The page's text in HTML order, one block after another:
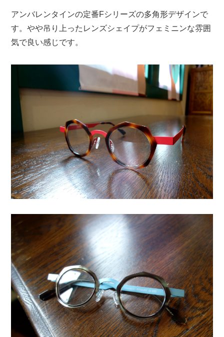
アンバレンタインの定番Fシリーズの多角形デザインで
す。やや吊り上ったレンズシェイプがフェミニンな雰囲
気で良い感じです。